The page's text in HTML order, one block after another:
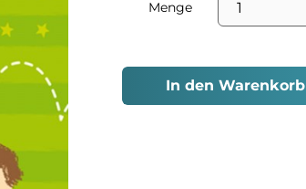
Menge
In den Warenkorb